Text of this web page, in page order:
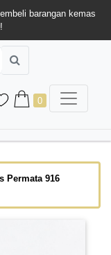
barangan kemas
0
Permata 916